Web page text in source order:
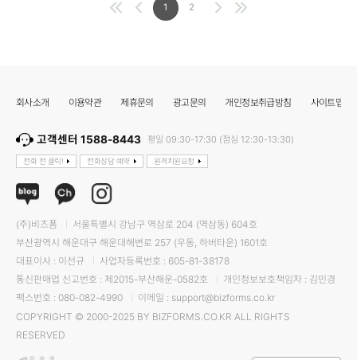
1 2
회사소개 이용약관 제휴문의 광고문의 개인정보취급방침 사이트맵
고객센터 1588-8443 평일 09:30-17:30 (점심 12:30-13:30)
전화 전 클릭! 전화상담 예약 원격지원요청
(주)비즈폼
서울특별시 강남구 역삼로 204 (역삼동) 604호
부산광역시 해운대구 해운대해변로 257 (우동, 하버타운) 1601호
대표이사 : 이선규
사업자등록번호 : 605-81-38178
통신판매업 신고번호 : 제2015-부산해운-0582호
개인정보보호책임자 : 김민경
팩스번호 : 080-082-4990
이메일 : support@bizforms.co.kr
COPYRIGHT © 2000-2025 BY BIZFORMS.CO.KR ALL RIGHTS
RESERVED